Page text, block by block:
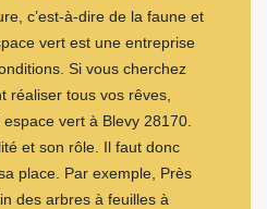
c’est-à-dire de la faune et
vert est une entreprise
Si vous cherchez
réaliser tous vos rêves,
vert à Blevy 28170.
et son rôle. Il faut donc
place. Par exemple, Près
des arbres à feuilles à